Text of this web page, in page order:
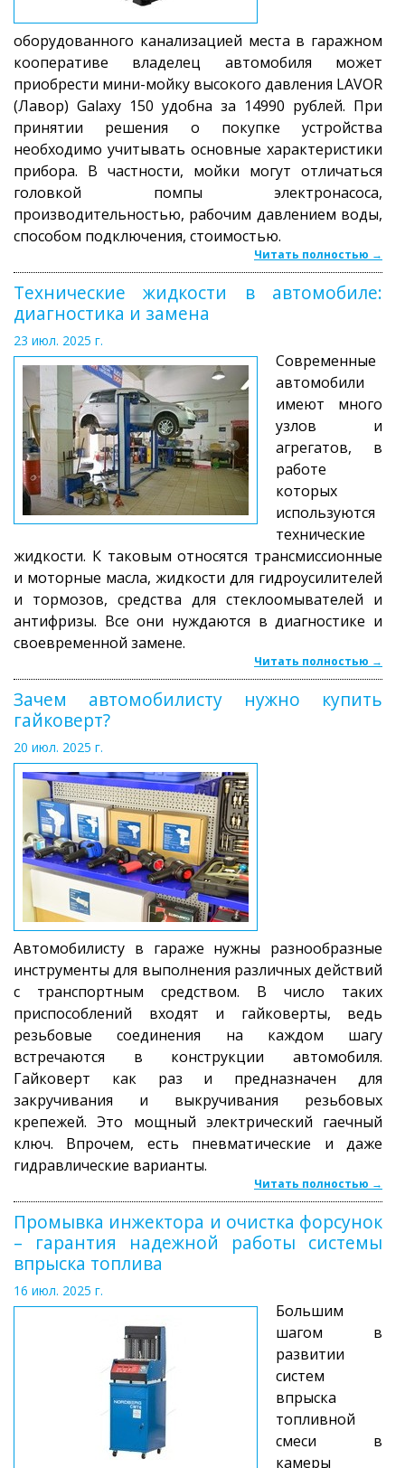
оборудованного канализацией места в гаражном
кооперативе владелец автомобиля может
приобрести мини-мойку высокого давления LAVOR
(Лавор) Galaxy 150 удобна за 14990 рублей. При
принятии решения о покупке устройства
необходимо учитывать основные характеристики
прибора. В частности, мойки могут отличаться
головкой помпы электронасоса,
производительностью, рабочим давлением воды,
способом подключения, стоимостью.
Читать полностью →
Технические жидкости в автомобиле:
диагностика и замена
23 июл. 2025 г.
Современные
автомобили
имеют много
узлов и
агрегатов, в
работе
которых
используются
технические
жидкости. К таковым относятся трансмиссионные
и моторные масла, жидкости для гидроусилителей
и тормозов, средства для стеклоомывателей и
антифризы. Все они нуждаются в диагностике и
своевременной замене.
Читать полностью →
Зачем автомобилисту нужно купить
гайковерт?
20 июл. 2025 г.
Автомобилисту в гараже нужны разнообразные
инструменты для выполнения различных действий
с транспортным средством. В число таких
приспособлений входят и гайковерты, ведь
резьбовые соединения на каждом шагу
встречаются в конструкции автомобиля.
Гайковерт как раз и предназначен для
закручивания и выкручивания резьбовых
крепежей. Это мощный электрический гаечный
ключ. Впрочем, есть пневматические и даже
гидравлические варианты.
Читать полностью →
Промывка инжектора и очистка форсунок
– гарантия надежной работы системы
впрыска топлива
16 июл. 2025 г.
Большим
шагом в
развитии
систем
впрыска
топливной
смеси в
камеры